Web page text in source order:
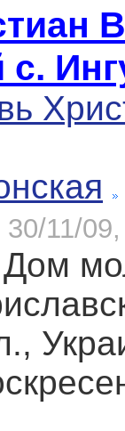
с.
11/